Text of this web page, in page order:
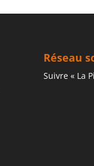
Réseau
Suivre « La